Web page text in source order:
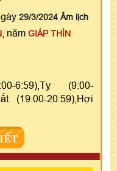
29/3/2024 Âm lịch
, năm GIÁP THÌN
6:59),Tỵ (9:00-
(19:00-20:59),Hợi